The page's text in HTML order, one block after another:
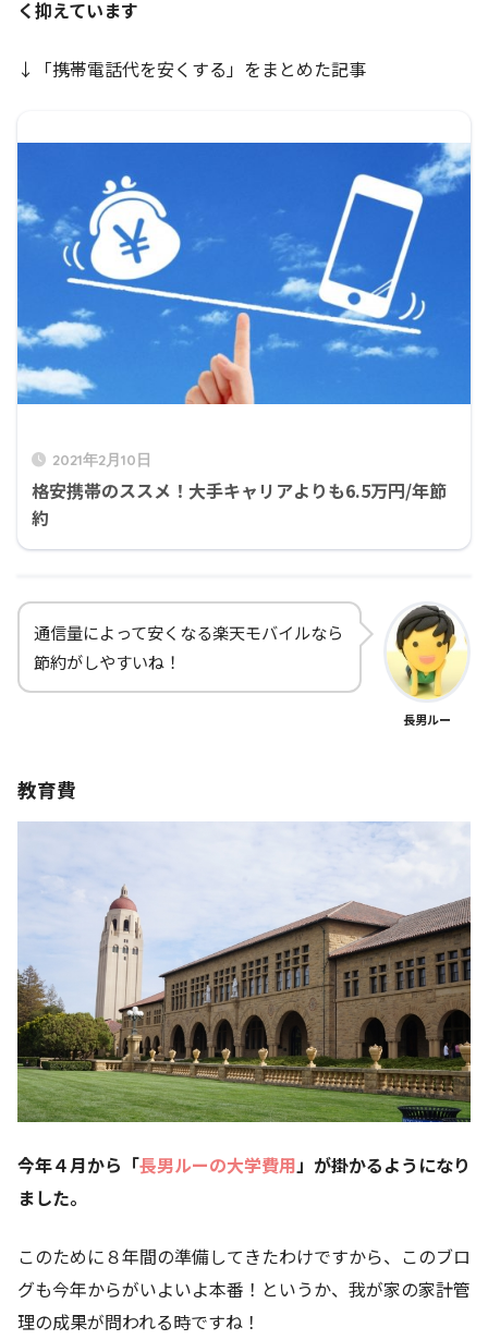
く抑えています
↓「携帯電話代を安くする」をまとめた記事
2021年2月10日
格安携帯のススメ！大手キャリアよりも6.5万円/年節
約
通信量によって安くなる楽天モバイルなら
節約がしやすいね！
長男ルー
教育費
今年４月から「長男ルーの大学費用」が掛かるようになり
ました。
このために８年間の準備してきたわけですから、このブロ
グも今年からがいよいよ本番！というか、我が家の家計管
理の成果が問われる時ですね！